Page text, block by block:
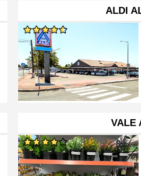
ALDI
VALE